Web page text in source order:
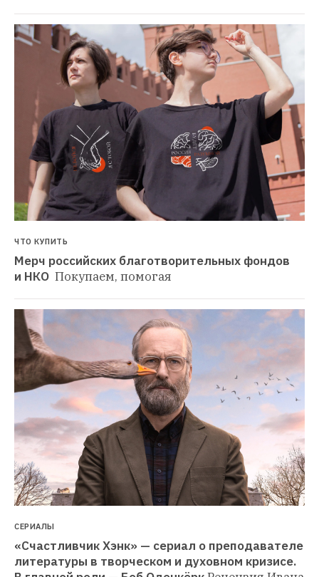
ЧТО КУПИТЬ
Мерч российских благотворительных фондов
и НКО Покупаем, помогая
СЕРИАЛЫ
«Счастливчик Хэнк» — сериал о преподавателе
литературы в творческом и духовном кризисе.